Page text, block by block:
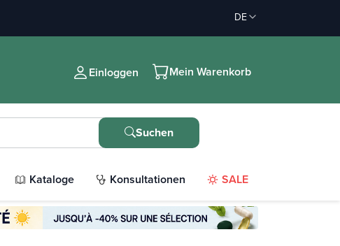
DE
Einloggen Mein Warenkorb
Suchen
Kataloge Konsultationen SALE